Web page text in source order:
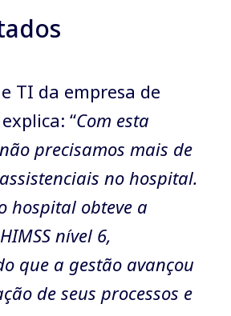
TI da empresa de
“Com esta
precisamos mais de
no hospital.
hospital obteve a
nível 6,
que a gestão avançou
de seus processos e